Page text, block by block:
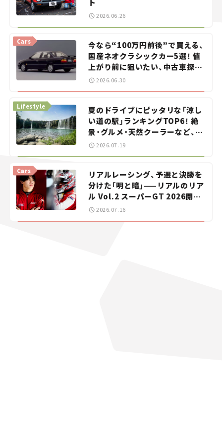
2026.06.26
今なら“100万円前後”で買える、
国産ネオクラシックカー5選！ 値
上がり前に狙いたい、中古車探し
をお手伝い――ちょっとイケてるマ
Cars
2026.06.30
夏のドライブにピッタリな「涼し
い道の駅」ランキングTOP6！ 絶
景・グルメ・天然クーラーなど、避
暑におすすめのスポットを紹介
Lifestyle
2026.07.19
リアルレーシング、予選と決勝を
分けた「明と暗」——リアルのリア
ル Vol.2 スーパーGT 2026開幕
戦 岡山国際サーキット
Cars
2026.07.16